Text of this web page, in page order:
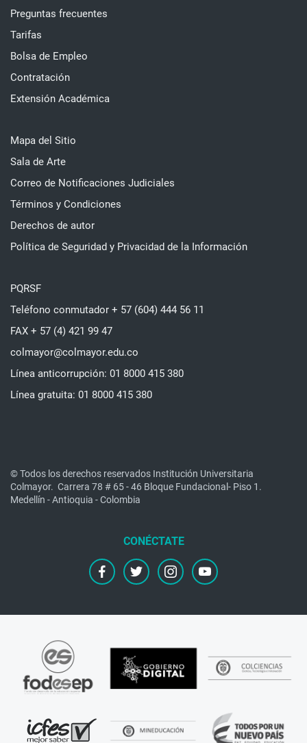
Preguntas frecuentes
Tarifas
Bolsa de Empleo
Contratación
Extensión Académica
Mapa del Sitio
Sala de Arte
Correo de Notificaciones Judiciales
Términos y Condiciones
Derechos de autor
Política de Seguridad y Privacidad de la Información
PQRSF
Teléfono conmutador + 57 (604) 444 56 11
FAX + 57 (4) 421 99 47
colmayor@colmayor.edu.co
Línea anticorrupción: 01 8000 415 380
Línea gratuita: 01 8000 415 380
© Todos los derechos reservados Institución Universitaria
Colmayor. Carrera 78 # 65 - 46 Bloque Fundacional- Piso 1.
Medellín - Antioquia - Colombia